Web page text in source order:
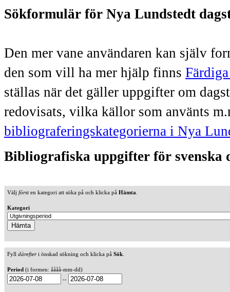
Sökformulär för Nya Lundstedt
Den mer vane användaren kan själv
den som vill ha mer hjälp finns
ställas när det gäller uppgifter om
redovisats, vilka källor som använts
bibliograferingskategorierna i Nya
Bibliografiska uppgifter för svenska
Välj försten kategori att söka på och klicka på Hämta
Kategori
Fyll därefteri önskad sökning och klicka på Sök
Period (i formen: åååå-mm-dd)
--